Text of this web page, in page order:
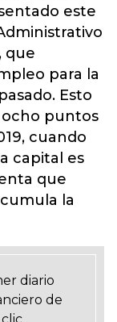
este
que
para la
Esto
puntos
cuando
capital es
que
la
diario
de